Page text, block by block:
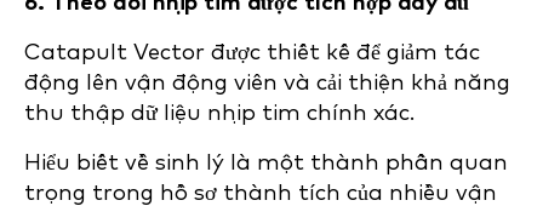
Catapult Vector được thiết kế để giảm tác
động lên vận động viên và cải thiện khả năng
thu thập dữ liệu nhịp tim chính xác.
Hiểu biết về sinh lý là một thành phần quan
trọng trong hồ sơ thành tích của nhiều vận